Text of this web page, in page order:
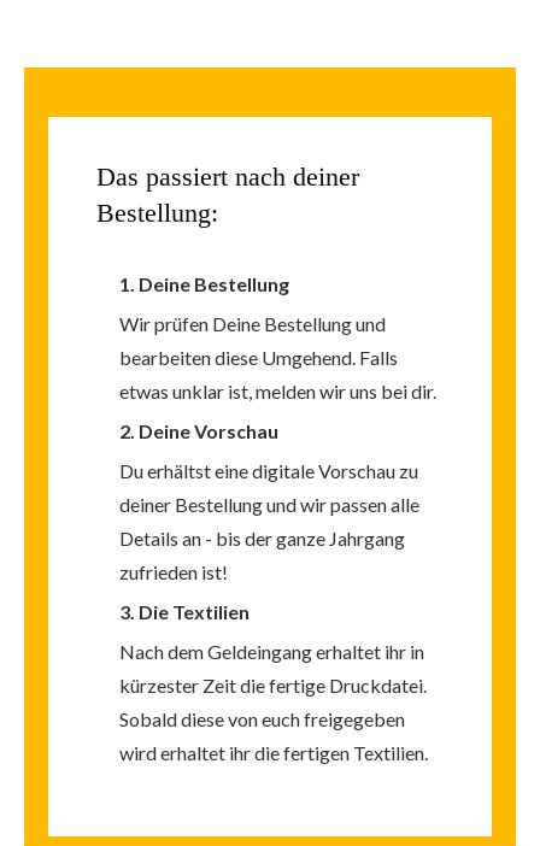
Das passiert nach deiner
Bestellung:
1. Deine Bestellung
Wir prüfen Deine Bestellung und
bearbeiten diese Umgehend. Falls
etwas unklar ist, melden wir uns bei dir.
2. Deine Vorschau
Du erhältst eine digitale Vorschau zu
deiner Bestellung und wir passen alle
Details an - bis der ganze Jahrgang
zufrieden ist!
3. Die Textilien
Nach dem Geldeingang erhaltet ihr in
kürzester Zeit die fertige Druckdatei.
Sobald diese von euch freigegeben
wird erhaltet ihr die fertigen Textilien.